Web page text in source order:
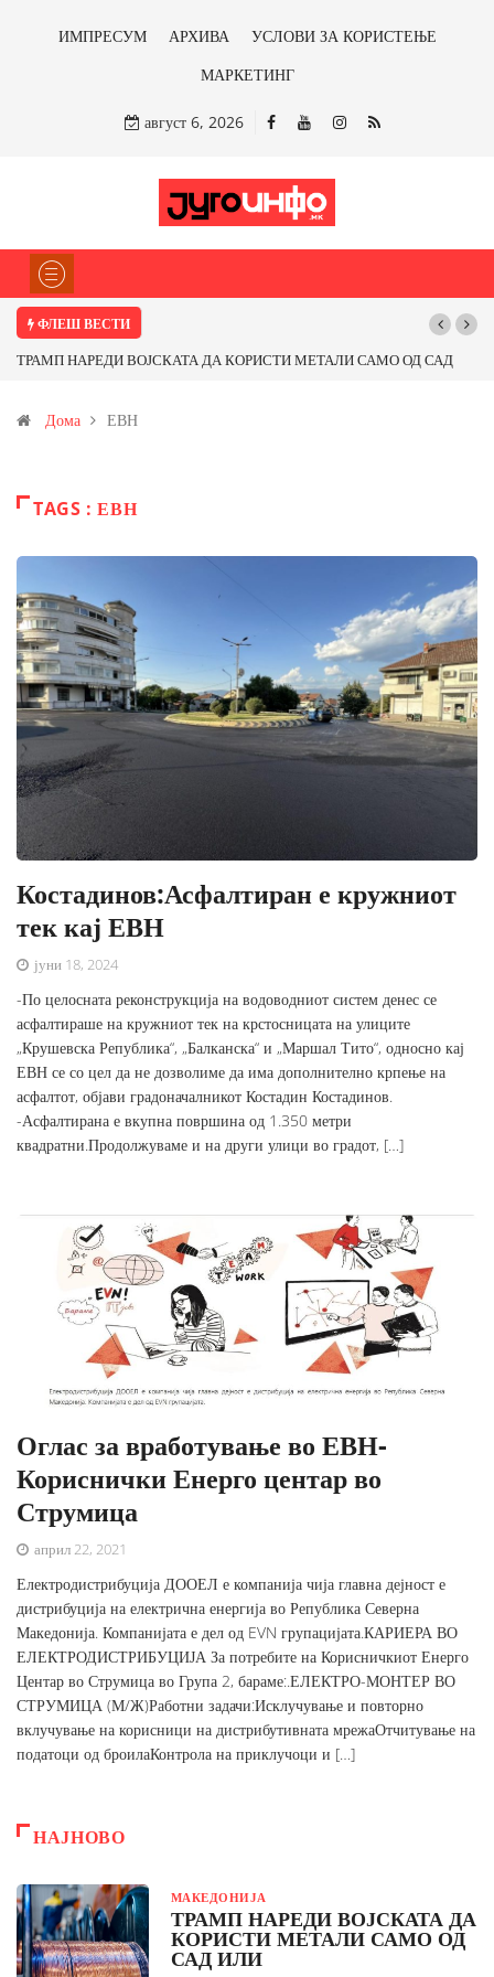
ИМПРЕСУМ АРХИВА
УСЛОВИ ЗА КОРИСТЕЊЕ
МАРКЕТИНГ
август 6, 2026
ФЛЕШ ВЕСТИ
ТРАМП НАРЕДИ ВОЈСКАТА ДА КОРИСТИ МЕТАЛИ САМО ОД САД
Иловица и со антимонот?
Дома ЕВН
TAGS : ЕВН
Костадинов:Асфалтиран е кружниот
тек кај ЕВН
јуни 18, 2024
-По целосната реконструкција на водоводниот систем денес се
асфалтираше на кружниот тек на крстосницата на улиците
„Крушевска Република“, „Балканска“ и „Маршал Тито“, односно кај
ЕВН се со цел да не дозволиме да има дополнително крпење на
асфалтот, објави градоначалникот Костадин Костадинов.
-Асфалтирана е вкупна површина од 1.350 метри
квадратни.Продолжуваме и на други улици во градот, […]
Оглас за вработување во ЕВН-
Кориснички Енерго центар во
Струмица
април 22, 2021
Електродистрибуција ДООЕЛ е компанија чија главна дејност е
дистрибуција на електрична енергија во Република Северна
Македонија. Компанијата е дел од EVN групацијата.КАРИЕРА ВО
ЕЛЕКТРОДИСТРИБУЦИЈА За потребите на Корисничкиот Енерго
Центар во Струмица во Група 2, бараме:.ЕЛЕКТРО-МОНТЕР ВО
СТРУМИЦА (М/Ж)Работни задачи:Исклучување и повторно
вклучување на корисници на дистрибутивната мрежаОтчитување на
податоци од броилаКонтрола на приклучоци и […]
НАЈНОВО
МАКЕДОНИЈА
ТРАМП НАРЕДИ ВОЈСКАТА ДА
КОРИСТИ МЕТАЛИ САМО ОД
САД ИЛИ